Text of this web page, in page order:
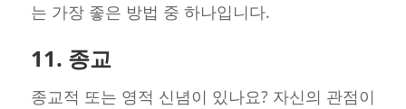
는 가장 좋은 방법 중 하나입니다.
11. 종교
종교적 또는 영적 신념이 있나요? 자신의 관점이